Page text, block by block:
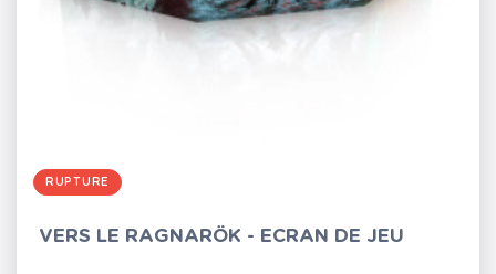
RUPTURE
VERS LE RAGNARÖK - ECRAN DE JEU